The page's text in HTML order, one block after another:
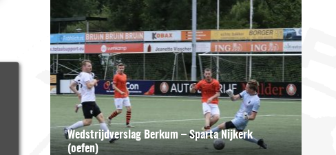
Wedstrijdverslag Berkum – Sparta Nijkerk
(oefen)